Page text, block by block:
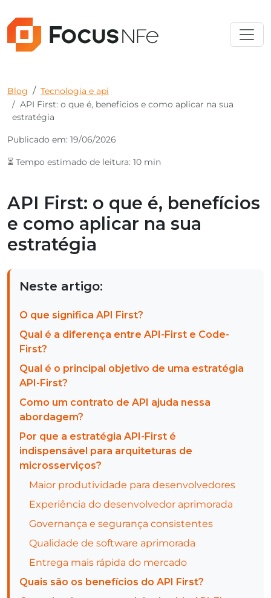
Blog
Tecnologia e api
API First: o que é, benefícios e como aplicar na sua
estratégia
Publicado em: 19/06/2026
⏳ Tempo estimado de leitura: 10 min
API First: o que é, benefícios
e como aplicar na sua
estratégia
Neste artigo:
O que significa API First?
Qual é a diferença entre API-First e Code-
First?
Qual é o principal objetivo de uma estratégia
API-First?
Como um contrato de API ajuda nessa
abordagem?
Por que a estratégia API-First é
indispensável para arquiteturas de
microsserviços?
Maior produtividade para desenvolvedores
Experiência do desenvolvedor aprimorada
Governança e segurança consistentes
Qualidade de software aprimorada
Entrega mais rápida do mercado
Quais são os benefícios do API First?